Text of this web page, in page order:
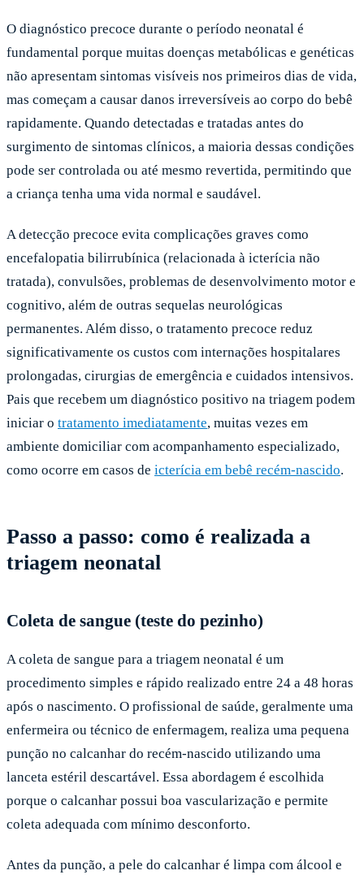
O diagnóstico precoce durante o período neonatal é
fundamental porque muitas doenças metabólicas e genéticas
não apresentam sintomas visíveis nos primeiros dias de vida,
mas começam a causar danos irreversíveis ao corpo do bebê
rapidamente. Quando detectadas e tratadas antes do
surgimento de sintomas clínicos, a maioria dessas condições
pode ser controlada ou até mesmo revertida, permitindo que
a criança tenha uma vida normal e saudável.
A detecção precoce evita complicações graves como
encefalopatia bilirrubínica (relacionada à icterícia não
tratada), convulsões, problemas de desenvolvimento motor e
cognitivo, além de outras sequelas neurológicas
permanentes. Além disso, o tratamento precoce reduz
significativamente os custos com internações hospitalares
prolongadas, cirurgias de emergência e cuidados intensivos.
Pais que recebem um diagnóstico positivo na triagem podem
iniciar o tratamento imediatamente, muitas vezes em
ambiente domiciliar com acompanhamento especializado,
como ocorre em casos de icterícia em bebê recém-nascido.
Passo a passo: como é realizada a
triagem neonatal
Coleta de sangue (teste do pezinho)
A coleta de sangue para a triagem neonatal é um
procedimento simples e rápido realizado entre 24 a 48 horas
após o nascimento. O profissional de saúde, geralmente uma
enfermeira ou técnico de enfermagem, realiza uma pequena
punção no calcanhar do recém-nascido utilizando uma
lanceta estéril descartável. Essa abordagem é escolhida
porque o calcanhar possui boa vascularização e permite
coleta adequada com mínimo desconforto.
Antes da punção, a pele do calcanhar é limpa com álcool e